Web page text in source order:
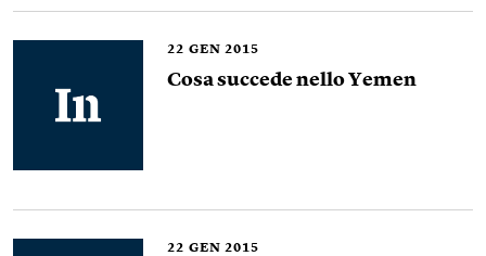
22 GEN 2015
Cosa succede nello Yemen
22 GEN 2015